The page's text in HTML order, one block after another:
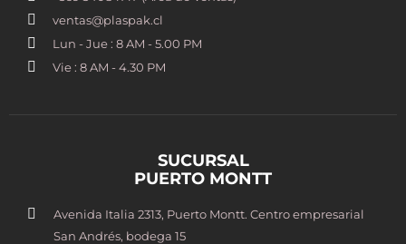
ventas@plaspak.cl
Lun - Jue : 8 AM - 5.00 PM
Vie : 8 AM - 4.30 PM
SUCURSAL
PUERTO MONTT
Avenida Italia 2313, Puerto Montt. Centro empresarial
San Andrés, bodega 15